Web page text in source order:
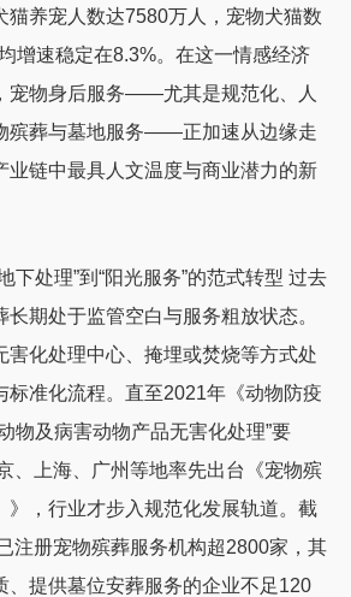
猫养宠人数达7580万人，宠物犬猫数
增速稳定在8.3%。在这一情感经济
宠物身后服务——尤其是规范化、人
殡葬与墓地服务——正加速从边缘走
业链中最具人文温度与商业潜力的新
下处理”到“阳光服务”的范式转型 过去
期处于监管空白与服务粗放状态。
害化处理中心、掩埋或焚烧等方式处
标准化流程。直至2021年《动物防疫
物及病害动物产品无害化处理”要
、上海、广州等地率先出台《宠物殡
》，行业才步入规范化发展轨道。截
注册宠物殡葬服务机构超2800家，其
、提供墓位安葬服务的企业不足120